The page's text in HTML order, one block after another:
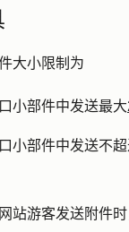
大小限制为
小部件中发送最大
小部件中发送不超
站游客发送附件